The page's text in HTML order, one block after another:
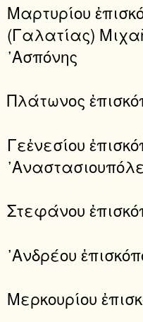
Μαρτυρίου
(Γαλατίας)
᾿Ασπόνης
Πλάτωνος
Γεἐνεσίου
Στεφάνου
᾿Ανδρέου
Μερκουρίου